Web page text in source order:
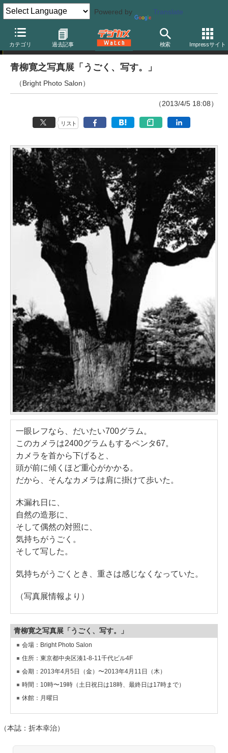
Powered by Translate
カテゴリ 過去記事 検索 Impressサイト
ニュース
青柳寛之写真展「うごく、写す。」
（Bright Photo Salon）
（2013/4/5 18:08）
リスト
一眼レフなら、だいたい700グラム。
このカメラは2400グラムもするペンタ67。
カメラを首から下げると、
頭が前に傾くほど重心がかかる。
だから、そんなカメラは肩に掛けて歩いた。
木漏れ日に、
自然の造形に、
そして偶然の対照に、
気持ちがうごく。
そして写した。
気持ちがうごくとき、重さは感じなくなっていた。
（写真展情報より）
青柳寛之写真展「うごく、写す。」
会場：Bright Photo Salon
住所：東京都中央区湊1-8-11千代ビル4F
会期：2013年4月5日（金）〜2013年4月11日（木）
時間：10時〜19時（土日祝日は18時、最終日は17時まで）
休館：月曜日
（本誌：折本幸治）